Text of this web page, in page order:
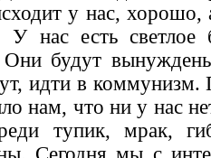
у нас, хорошо,
нас есть светлое
Они будут
идти в коммунизм.
нам, что ни у нас
тупик, мрак,